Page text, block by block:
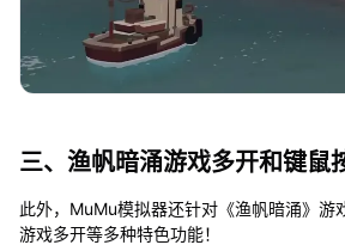
三、渔帆暗涌游戏多开和键鼠
此外，MuMu模拟器还针对《渔帆暗涌》游
游戏多开等多种特色功能！